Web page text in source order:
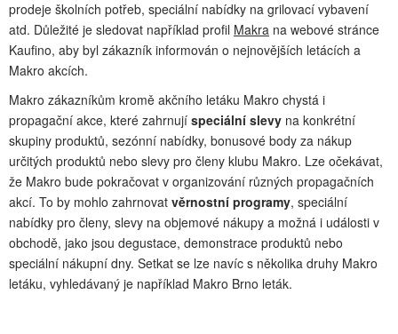
prodeje školních potřeb, speciální nabídky na grilovací vybavení
atd. Důležité je sledovat například profil Makra na webové stránce
Kaufino, aby byl zákazník informován o nejnovějších letácích a
Makro akcích.
Makro zákazníkům kromě akčního letáku Makro chystá i
propagační akce, které zahrnují speciální slevy na konkrétní
skupiny produktů, sezónní nabídky, bonusové body za nákup
určitých produktů nebo slevy pro členy klubu Makro. Lze očekávat,
že Makro bude pokračovat v organizování různých propagačních
akcí. To by mohlo zahrnovat věrnostní programy, speciální
nabídky pro členy, slevy na objemové nákupy a možná i události v
obchodě, jako jsou degustace, demonstrace produktů nebo
speciální nákupní dny. Setkat se lze navíc s několika druhy Makro
letáku, vyhledávaný je například Makro Brno leták.